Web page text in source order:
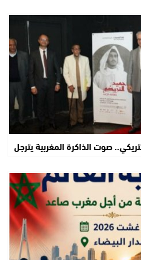
صوت الذاكرة المغربية يترجل